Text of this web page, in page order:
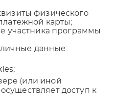
физического
карты;
участника программы
данные:
(или иной
доступ к